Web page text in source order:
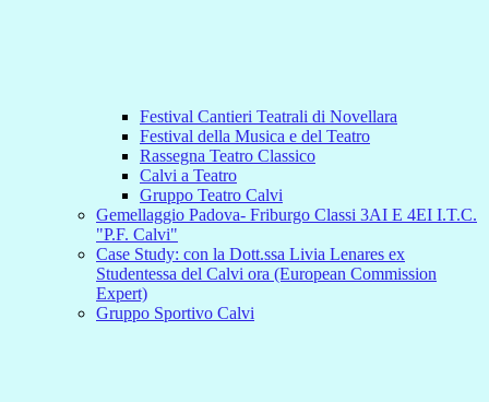
Festival Cantieri Teatrali di Novellara
Festival della Musica e del Teatro
Rassegna Teatro Classico
Calvi a Teatro
Gruppo Teatro Calvi
Gemellaggio Padova- Friburgo Classi 3AI E 4EI I.T.C.
"P.F. Calvi"
Case Study: con la Dott.ssa Livia Lenares ex
Studentessa del Calvi ora (European Commission
Expert)
Gruppo Sportivo Calvi